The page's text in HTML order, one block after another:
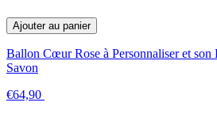
Ajouter au panier
Ballon Cœur Rose à Personnaliser et son
Savon
€64,90